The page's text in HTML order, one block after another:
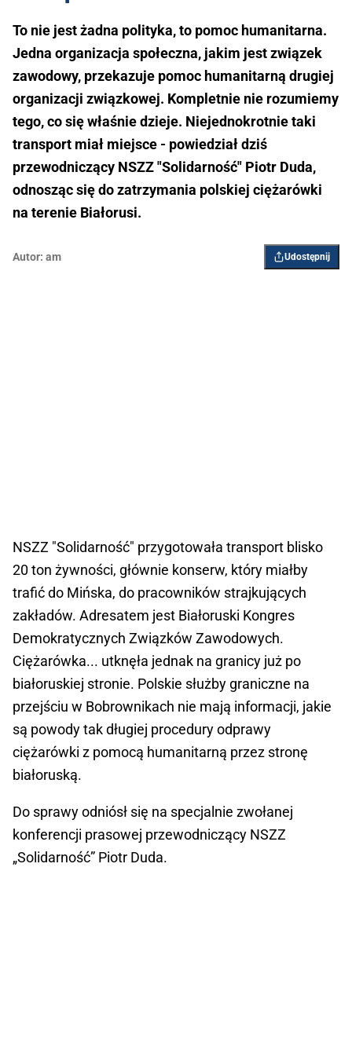
To nie jest żadna polityka, to pomoc humanitarna.
Jedna organizacja społeczna, jakim jest związek
zawodowy, przekazuje pomoc humanitarną drugiej
organizacji związkowej. Kompletnie nie rozumiemy
tego, co się właśnie dzieje. Niejednokrotnie taki
transport miał miejsce - powiedział dziś
przewodniczący NSZZ "Solidarność" Piotr Duda,
odnosząc się do zatrzymania polskiej ciężarówki
na terenie Białorusi.
Autor: am Udostępnij
NSZZ "Solidarność" przygotowała transport blisko
20 ton żywności, głównie konserw, który miałby
trafić do Mińska, do pracowników strajkujących
zakładów. Adresatem jest Białoruski Kongres
Demokratycznych Związków Zawodowych.
Ciężarówka... utknęła jednak na granicy już po
białoruskiej stronie. Polskie służby graniczne na
przejściu w Bobrownikach nie mają informacji, jakie
są powody tak długiej procedury odprawy
ciężarówki z pomocą humanitarną przez stronę
białoruską.
Do sprawy odniósł się na specjalnie zwołanej
konferencji prasowej przewodniczący NSZZ
„Solidarność” Piotr Duda.